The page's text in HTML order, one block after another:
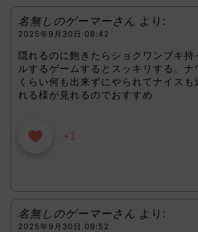
名無しのゲーマーさん より:
2025年9月30日 08:42
隠れるのに飽きたらショクワンブキ持
ルするゲームするとスッキリする。
くらい何も出来ずにやられてナイス
れる様が見れるのでおすすめ
+1
名無しのゲーマーさん より:
2025年9月30日 09:52